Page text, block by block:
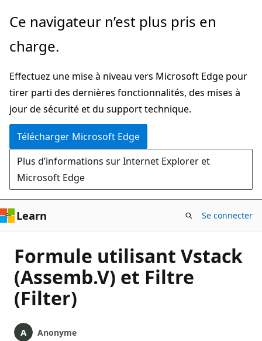
Passer
directement
au
principal
Ce navigateur n’est plus pris en
charge.
Effectuez une mise à niveau vers Microsoft Edge pour
tirer parti des dernières fonctionnalités, des mises à
jour de sécurité et du support technique.
Télécharger Microsoft Edge
Plus d’informations sur Internet Explorer et
Microsoft Edge
Learn Se connecter
Formule utilisant Vstack
(Assemb.V) et Filtre
(Filter)
Anonyme